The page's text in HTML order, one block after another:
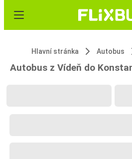
Hlavní stránka Autobus
Autobus z Vídeň do